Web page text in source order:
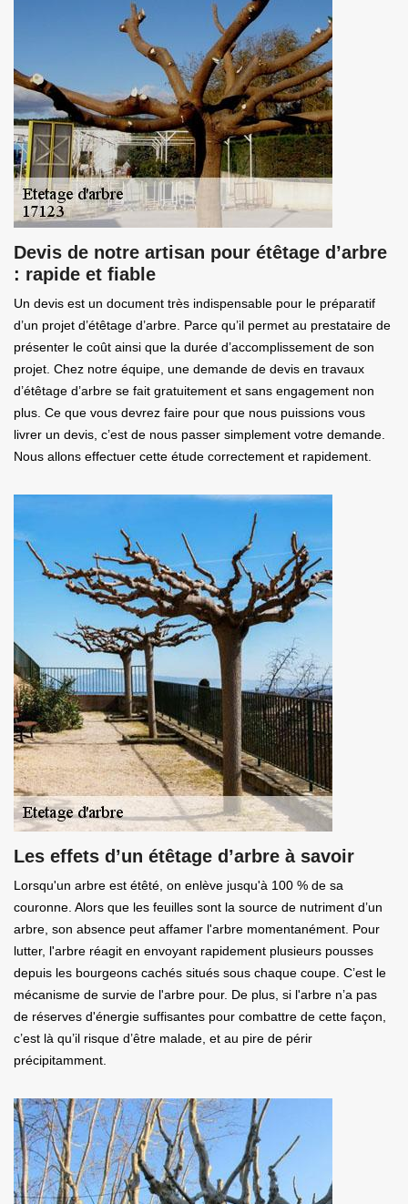
Devis de notre artisan pour étêtage d’arbre
: rapide et fiable
Un devis est un document très indispensable pour le préparatif
d’un projet d’étêtage d’arbre. Parce qu’il permet au prestataire de
présenter le coût ainsi que la durée d’accomplissement de son
projet. Chez notre équipe, une demande de devis en travaux
d’étêtage d’arbre se fait gratuitement et sans engagement non
plus. Ce que vous devrez faire pour que nous puissions vous
livrer un devis, c’est de nous passer simplement votre demande.
Nous allons effectuer cette étude correctement et rapidement.
Les effets d’un étêtage d’arbre à savoir
Lorsqu'un arbre est étêté, on enlève jusqu'à 100 % de sa
couronne. Alors que les feuilles sont la source de nutriment d’un
arbre, son absence peut affamer l'arbre momentanément. Pour
lutter, l'arbre réagit en envoyant rapidement plusieurs pousses
depuis les bourgeons cachés situés sous chaque coupe. C’est le
mécanisme de survie de l'arbre pour. De plus, si l'arbre n’a pas
de réserves d'énergie suffisantes pour combattre de cette façon,
c’est là qu’il risque d’être malade, et au pire de périr
précipitamment.